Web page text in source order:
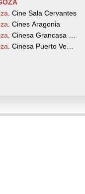
Alcobendas)
. Cine Sala Cervantes
. Cines Aragonia
. Cinesa Grancasa 3D
. Cinesa Puerto Venecia